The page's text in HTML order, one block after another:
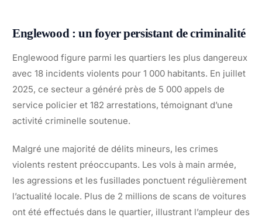
Englewood : un foyer persistant de criminalité
Englewood figure parmi les quartiers les plus dangereux
avec 18 incidents violents pour 1 000 habitants. En juillet
2025, ce secteur a généré près de 5 000 appels de
service policier et 182 arrestations, témoignant d’une
activité criminelle soutenue.
Malgré une majorité de délits mineurs, les crimes
violents restent préoccupants. Les vols à main armée,
les agressions et les fusillades ponctuent régulièrement
l’actualité locale. Plus de 2 millions de scans de voitures
ont été effectués dans le quartier, illustrant l’ampleur des